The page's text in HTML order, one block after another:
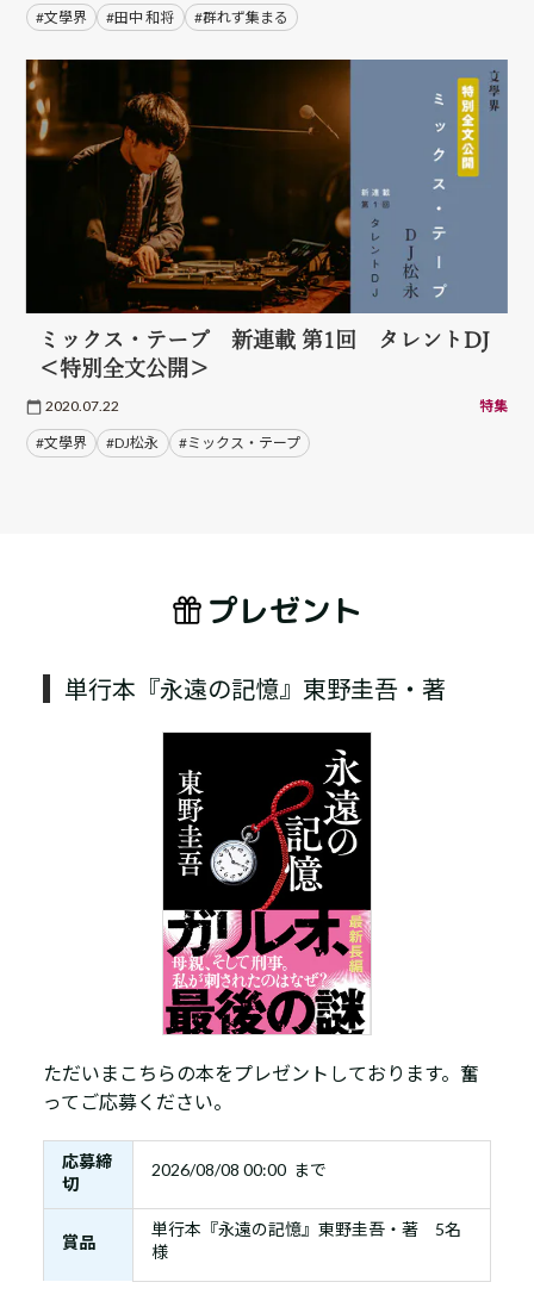
#文學界 #田中 和将 #群れず集まる
ミックス・テープ 新連載 第1回 タレントDJ
＜特別全文公開＞
2020.07.22 特集
#文學界 #DJ松永 #ミックス・テープ
プレゼント
単行本『永遠の記憶』東野圭吾・著
ただいまこちらの本をプレゼントしております。奮
ってご応募ください。
応募締
切
2026/08/08 00:00 まで
賞品
単行本『永遠の記憶』東野圭吾・著 5名
様